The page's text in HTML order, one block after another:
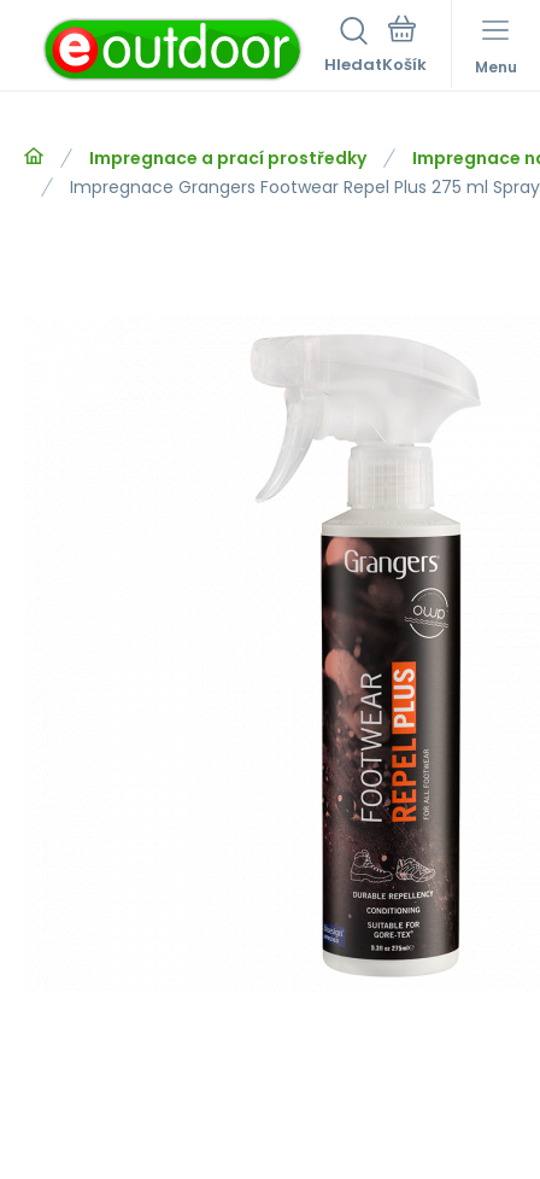
Hledat Menu
Impregnace a prací prostředky
Impregnace
Impregnace Grangers Footwear Repel Plus 275 ml Spray